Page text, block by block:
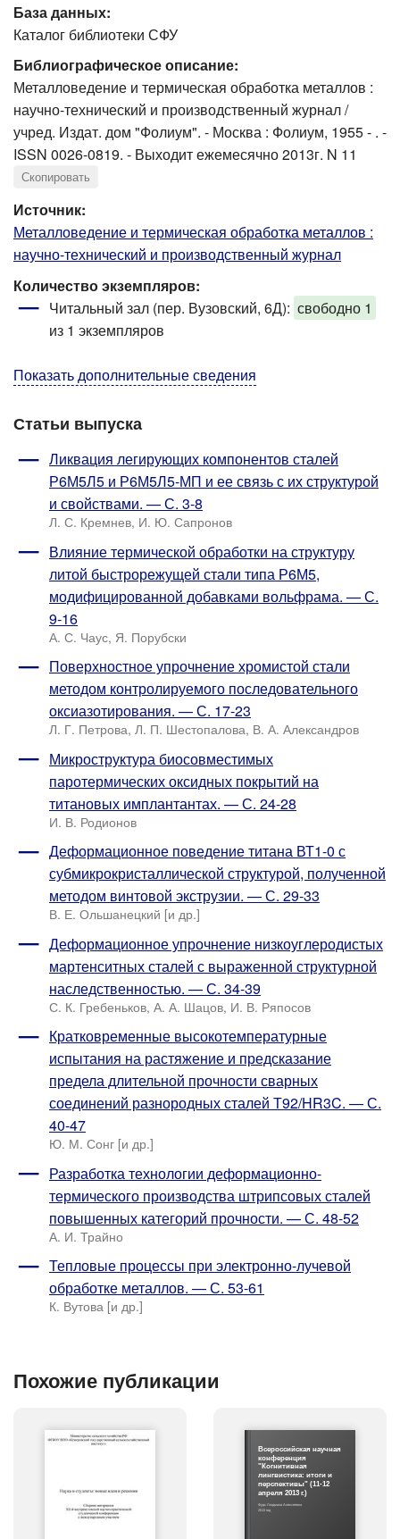
База данных:
Каталог библиотеки СФУ
Библиографическое описание:
Металловедение и термическая обработка металлов :
научно-технический и производственный журнал /
учред. Издат. дом "Фолиум". - Москва : Фолиум, 1955 - . -
ISSN 0026-0819. - Выходит ежемесячно 2013г. N 11
Скопировать
Источник:
Металловедение и термическая обработка металлов :
научно-технический и производственный журнал
Количество экземпляров:
Читальный зал (пер. Вузовский, 6Д): свободно 1
из 1 экземпляров
Показать дополнительные сведения
Статьи выпуска
Ликвация легирующих компонентов сталей
Р6М5Л5 и Р6М5Л5-МП и ее связь с их структурой
и свойствами. — С. 3-8
Л. С. Кремнев, И. Ю. Сапронов
Влияние термической обработки на структуру
литой быстрорежущей стали типа Р6М5,
модифицированной добавками вольфрама. — С.
9-16
А. С. Чаус, Я. Порубски
Поверхностное упрочнение хромистой стали
методом контролируемого последовательного
оксиазотирования. — С. 17-23
Л. Г. Петрова, Л. П. Шестопалова, В. А. Александров
Микроструктура биосовместимых
паротермических оксидных покрытий на
титановых имплантантах. — С. 24-28
И. В. Родионов
Деформационное поведение титана ВТ1-0 с
субмикрокристаллической структурой, полученной
методом винтовой экструзии. — С. 29-33
В. Е. Ольшанецкий [и др.]
Деформационное упрочнение низкоуглеродистых
мартенситных сталей с выраженной структурной
наследственностью. — С. 34-39
С. К. Гребеньков, А. А. Шацов, И. В. Ряпосов
Кратковременные высокотемпературные
испытания на растяжение и предсказание
предела длительной прочности сварных
соединений разнородных сталей Т92/HR3C. — С.
40-47
Ю. М. Сонг [и др.]
Разработка технологии деформационно-
термического производства штрипсовых сталей
повышенных категорий прочности. — С. 48-52
А. И. Трайно
Тепловые процессы при электронно-лучевой
обработке металлов. — С. 53-61
К. Вутова [и др.]
Похожие публикации
Всероссийская научная
конференция
"Когнитивная
лингвистика: итоги и
перспективы" (11-12
апреля 2013 г.)
Фурс Людмила Алексеевна
2013 год